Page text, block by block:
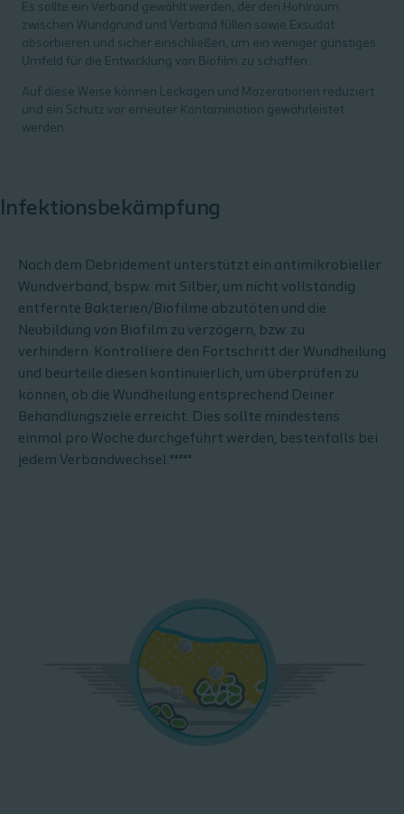
Es sollte ein Verband gewählt werden, der den Hohlraum
zwischen Wundgrund und Verband füllen sowie Exsudat
absorbieren und sicher einschließen, um ein weniger günstiges
Umfeld für die Entwicklung von Biofilm zu schaffen.
Auf diese Weise können Leckagen und Mazerationen reduziert
und ein Schutz vor erneuter Kontamination gewährleistet
werden.
Infektionsbekämpfung
Nach dem Debridement unterstützt ein antimikrobieller
Wundverband, bspw. mit Silber, um nicht vollständig
entfernte Bakterien/Biofilme abzutöten und die
Neubildung von Biofilm zu verzögern, bzw. zu
verhindern. Kontrolliere den Fortschritt der Wundheilung
und beurteile diesen kontinuierlich, um überprüfen zu
können, ob die Wundheilung entsprechend Deiner
Behandlungsziele erreicht. Dies sollte mindestens
einmal pro Woche durchgeführt werden, bestenfalls bei
jedem Verbandwechsel.*****